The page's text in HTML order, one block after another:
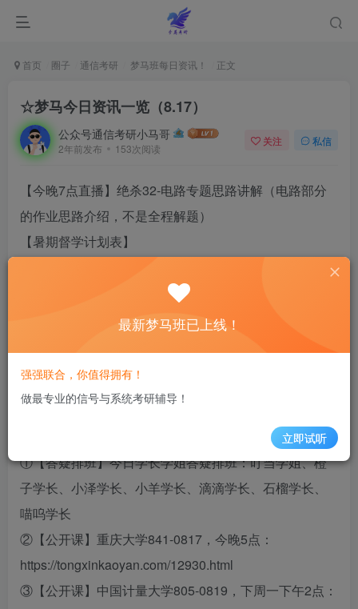
首页 圈子 通信考研 梦马班每日资讯！ 正文
☆梦马今日资讯一览（8.17）
公众号通信考研小马哥
2年前发布 153次阅读
关注 私信
【今晚7点直播】绝杀32-电路专题思路讲解（电路部分
的作业思路介绍，不是全程解题）
【暑期督学计划表】
【第13次作业】暑期督学作业0815-0817已上传到上课
APP——课后巩固，作业截止提交时间：8月20日下午5
【绝杀32专题】逐题解析和讲解已经全部上传到APP，
请用今年最新解析，千万不要用去年的！！！因为去年
①【答疑排班】今日学长学姐答疑排班：叮当学姐、橙
子学长、小泽学长、小羊学长、滴滴学长、石榴学长、
喵呜学长
②【公开课】重庆大学841-0817，今晚5点：
https://tongxinkaoyan.com/12930.html
③【公开课】中国计量大学805-0819，下周一下午2点：
最新梦马班已上线！
强强联合，你值得拥有！
做最专业的信号与系统考研辅导！
立即试听